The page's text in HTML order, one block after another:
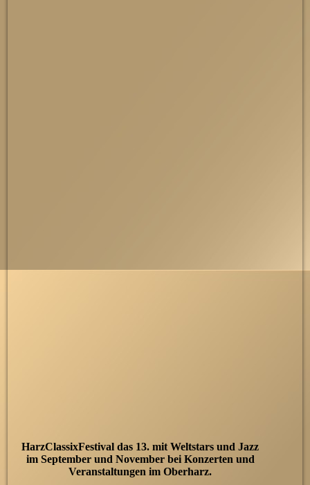
HarzClassixFestival das 13. mit Weltstars und Jazz
im September und November bei Konzerten und
Veranstaltungen im Oberharz.